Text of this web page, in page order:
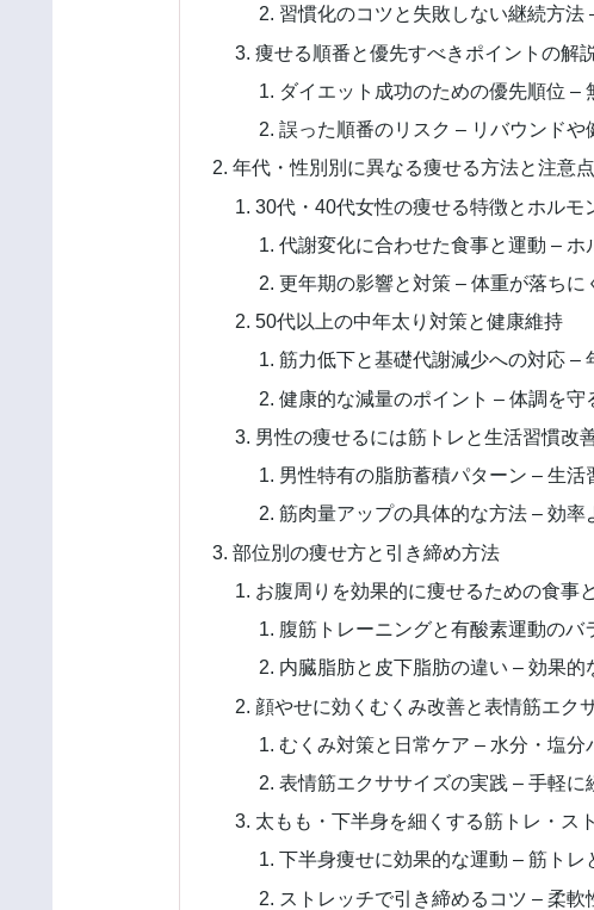
習慣化のコツと失敗しない継続方法
痩せる順番と優先すべきポイントの解
ダイエット成功のための優先順位 –
誤った順番のリスク – リバウンドや
年代・性別別に異なる痩せる方法と注意点
30代・40代女性の痩せる特徴とホルモ
代謝変化に合わせた食事と運動 –
更年期の影響と対策 – 体重が落ちに
50代以上の中年太り対策と健康維持
筋力低下と基礎代謝減少への対応 –
健康的な減量のポイント – 体調を守
男性の痩せるには筋トレと生活習慣改
男性特有の脂肪蓄積パターン – 生
筋肉量アップの具体的な方法 – 効率
部位別の痩せ方と引き締め方法
お腹周りを効果的に痩せるための食事
腹筋トレーニングと有酸素運動のバ
内臓脂肪と皮下脂肪の違い – 効果的
顔やせに効くむくみ改善と表情筋エク
むくみ対策と日常ケア – 水分・塩分
表情筋エクササイズの実践 – 手軽に
太もも・下半身を細くする筋トレ・ス
下半身痩せに効果的な運動 – 筋ト
ストレッチで引き締めるコツ – 柔軟